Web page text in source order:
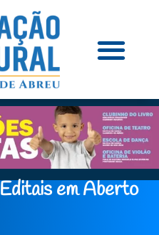
Editais em Aberto